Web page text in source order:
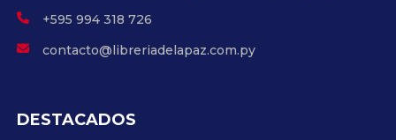
+595 994 318 726
contacto@libreriadelapaz.com.py
DESTACADOS